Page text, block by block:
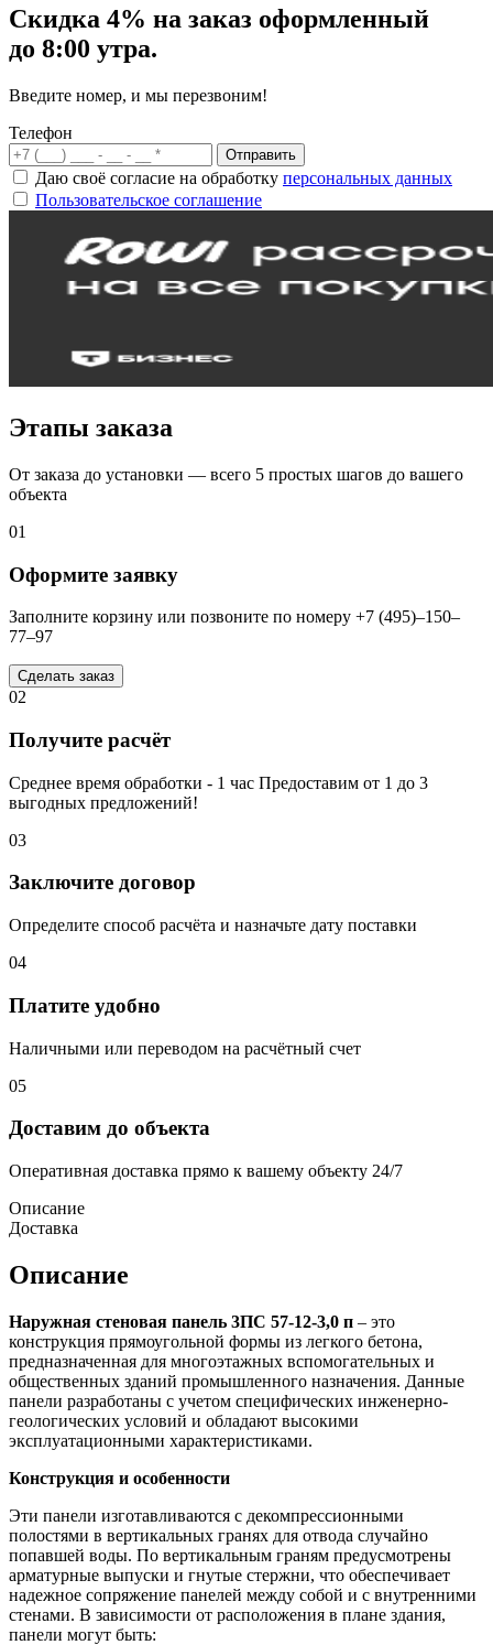
Скидка 4% на заказ оформленный
до 8:00 утра.
Введите номер, и мы перезвоним!
Телефон
Отправить
Даю своё согласие на обработку персональных данных
Пользовательское соглашение
Этапы заказа
От заказа до установки — всего 5 простых шагов до вашего
объекта
01
Оформите заявку
Заполните корзину или позвоните по номеру +7 (495)–150–
77–97
Сделать заказ
02
Получите расчёт
Среднее время обработки - 1 час Предоставим от 1 до 3
выгодных предложений!
03
Заключите договор
Определите способ расчёта и назначьте дату поставки
04
Платите удобно
Наличными или переводом на расчётный счет
05
Доставим до объекта
Оперативная доставка прямо к вашему объекту 24/7
Описание
Доставка
Описание
Наружная стеновая панель 3ПС 57-12-3,0 п – это
конструкция прямоугольной формы из легкого бетона,
предназначенная для многоэтажных вспомогательных и
общественных зданий промышленного назначения. Данные
панели разработаны с учетом специфических инженерно-
геологических условий и обладают высокими
эксплуатационными характеристиками.
Конструкция и особенности
Эти панели изготавливаются с декомпрессионными
полостями в вертикальных гранях для отвода случайно
попавшей воды. По вертикальным граням предусмотрены
арматурные выпуски и гнутые стержни, что обеспечивает
надежное сопряжение панелей между собой и с внутренними
стенами. В зависимости от расположения в плане здания,
панели могут быть: